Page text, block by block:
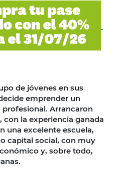
de jóvenes en sus
emprender un
Arrancaron
con la experiencia ganada
una excelente escuela,
capital social, con muy
y, sobre todo,